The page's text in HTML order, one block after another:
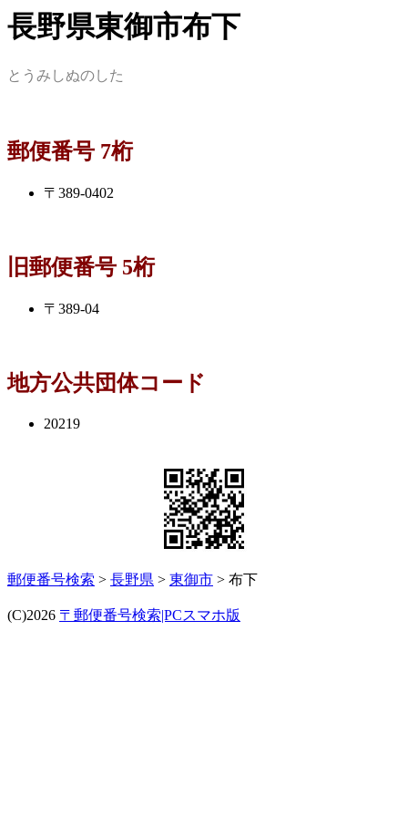
長野県東御市布下
とうみしぬのした
郵便番号 7桁
〒389-0402
旧郵便番号 5桁
〒389-04
地方公共団体コード
20219
郵便番号検索 > 長野県 > 東御市 > 布下
(C)2026 〒郵便番号検索|PCスマホ版